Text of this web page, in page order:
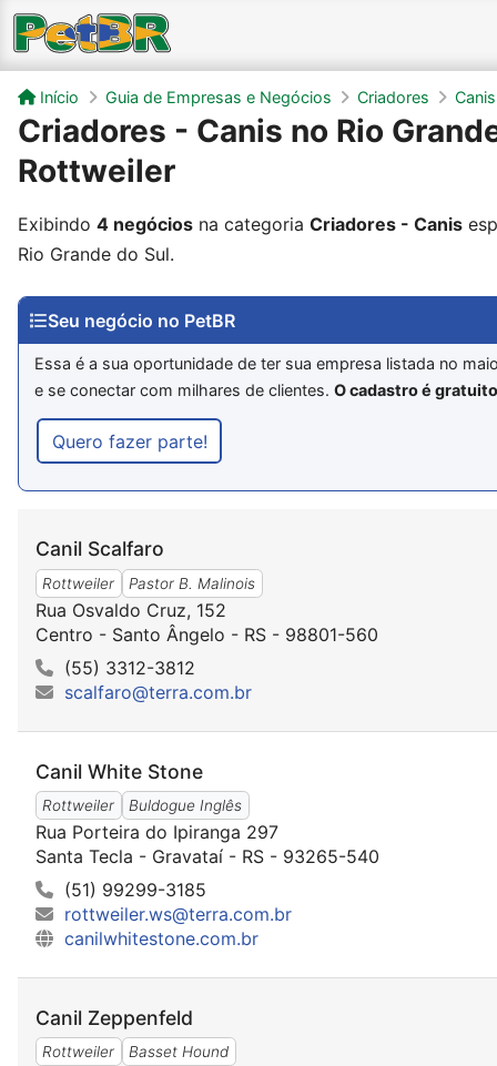
Início Guia de Empresas e Negócios Criadores Canis
Criadores - Canis no Rio
Rottweiler
Exibindo 4 negócios na categoria Criadores - Canis
Rio Grande do Sul.
Seu negócio no PetBR
Essa é a sua oportunidade de ter sua empresa listada no
e se conectar com milhares de clientes.O cadastro é
Quero fazer parte!
Canil Scalfaro
Rottweiler Pastor B. Malinois
Rua Osvaldo Cruz, 152
Centro - Santo Ângelo - RS - 98801-560
(55) 3312-3812
scalfaro@terra.com.br
Canil White Stone
Rottweiler Buldogue Inglês
Rua Porteira do Ipiranga 297
Santa Tecla - Gravataí - RS - 93265-540
(51) 99299-3185
rottweiler.ws@terra.com.br
canilwhitestone.com.br
Canil Zeppenfeld
Rottweiler Basset Hound